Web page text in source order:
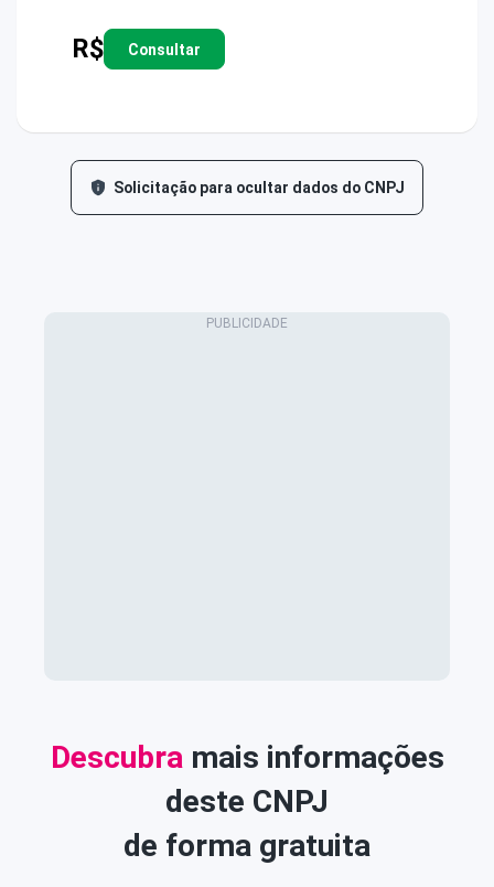
R$ Consultar
Solicitação para ocultar dados do CNPJ
Descubra mais informações
deste CNPJ
de forma gratuita